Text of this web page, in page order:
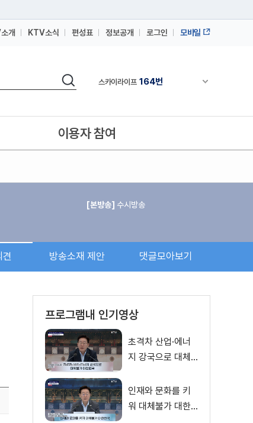
개 KTV소식 편성표 정보공개 로그인 모바일
검색 채널안내 펼쳐
스카이라이프 164번
스카이라이프 164번
이용자 참여
[본방송] 수시방송
견 방송소재 제안 댓글모아보기
프로그램내 인기영상
초격차 산업·에너
지 강국으로 대체
재명 대통령 모두
말씀
인재와 문화를 키
워 대체불가 대한